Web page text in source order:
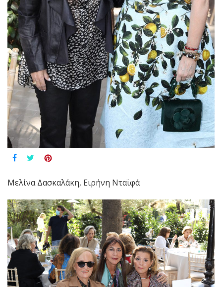
Μελίνα Δασκαλάκη, Ειρήνη Νταϊφά